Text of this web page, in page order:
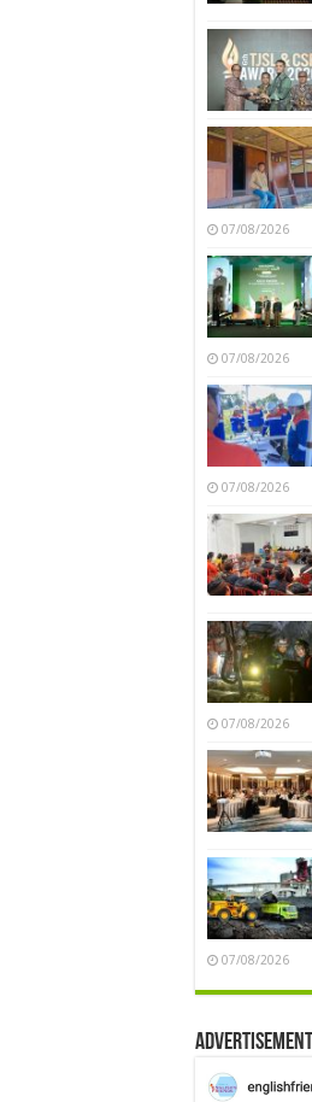
07/08/2026
07/08/2026
07/08/2026
07/08/2026
07/08/2026
Advertisement